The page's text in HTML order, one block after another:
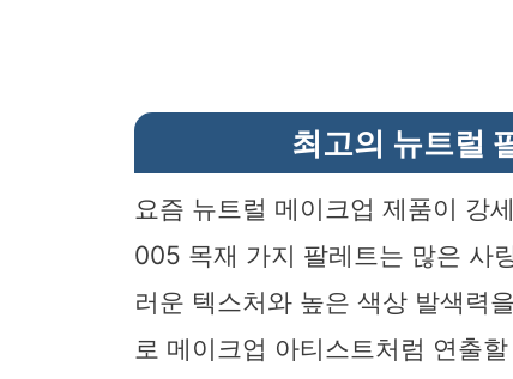
최고의 뉴트럴
요즘 뉴트럴 메이크업 제품이 강
005 목재 가지 팔레트는 많은 사
러운 텍스처와 높은 색상 발색력
로 메이크업 아티스트처럼 연출